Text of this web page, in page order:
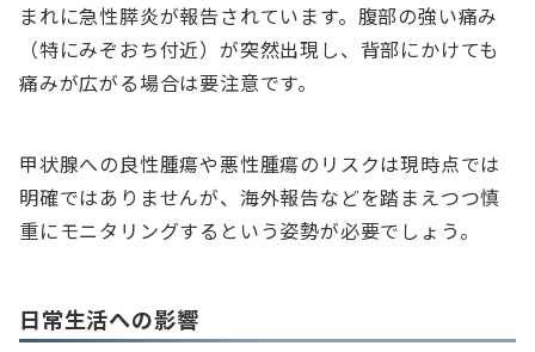
まれに急性膵炎が報告されています。腹部の強い痛み
（特にみぞおち付近）が突然出現し、背部にかけても
痛みが広がる場合は要注意です。
甲状腺への良性腫瘍や悪性腫瘍のリスクは現時点では
明確ではありませんが、海外報告などを踏まえつつ慎
重にモニタリングするという姿勢が必要でしょう。
日常生活への影響